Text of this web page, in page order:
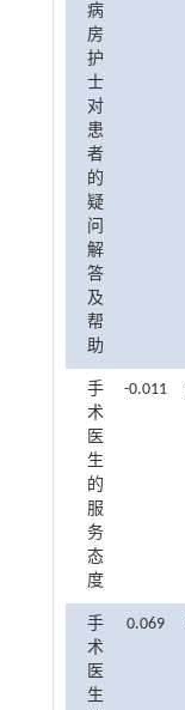
病
房
护
士
对
患
者
的
疑
问
解
答
及
帮
助
手
术
医
生
的
服
务
态
度
-0.011
手
术
医
生
0.069